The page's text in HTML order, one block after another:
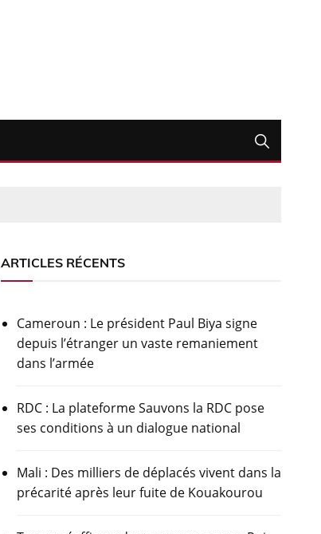
ARTICLES RÉCENTS
Cameroun : Le président Paul Biya signe
depuis l’étranger un vaste remaniement
dans l’armée
RDC : La plateforme Sauvons la RDC pose
ses conditions à un dialogue national
Mali : Des milliers de déplacés vivent dans la
précarité après leur fuite de Kouakourou